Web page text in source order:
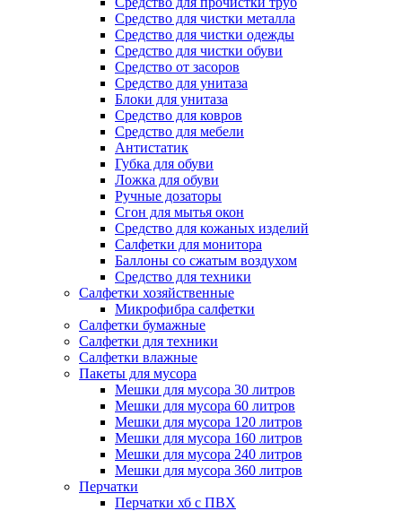
Средство для чистки металла
Средство для чистки одежды
Средство для чистки обуви
Средство от засоров
Средство для унитаза
Блоки для унитаза
Средство для ковров
Средство для мебели
Антистатик
Губка для обуви
Ложка для обуви
Ручные дозаторы
Сгон для мытья окон
Средство для кожаных изделий
Салфетки для монитора
Баллоны со сжатым воздухом
Средство для техники
Салфетки хозяйственные
Микрофибра салфетки
Салфетки бумажные
Салфетки для техники
Салфетки влажные
Пакеты для мусора
Мешки для мусора 30 литров
Мешки для мусора 60 литров
Мешки для мусора 120 литров
Мешки для мусора 160 литров
Мешки для мусора 240 литров
Мешки для мусора 360 литров
Перчатки
Перчатки хб с ПВХ